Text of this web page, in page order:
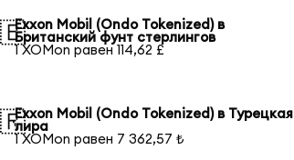
Exxon Mobil (Ondo Tokenized) в
Британский фунт стерлингов
1 XOMon равен 114,62 £
Exxon Mobil (Ondo Tokenized) в Турецкая
лира
1 XOMon равен 7 362,57 ₺